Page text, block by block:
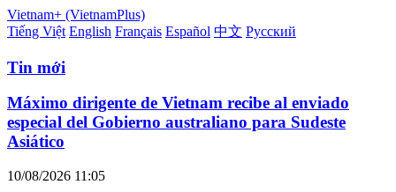
Vietnam+ (VietnamPlus)
Tiếng Việt English Français Español 中文 Русский
Tin mới
Máximo dirigente de Vietnam recibe al enviado
especial del Gobierno australiano para Sudeste
Asiático
10/08/2026 11:05